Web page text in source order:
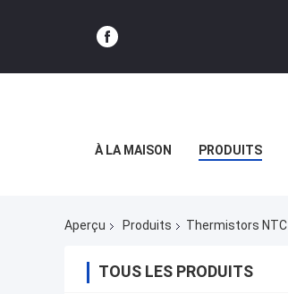
À LA MAISON PRODUITS
Aperçu Produits Thermistors NTC
TOUS LES PRODUITS